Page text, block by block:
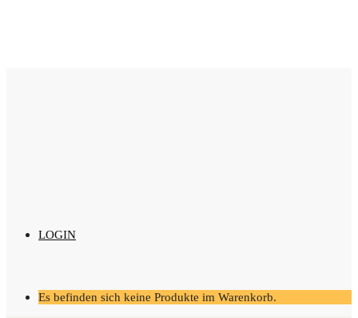
LOGIN
Es befinden sich keine Produkte im Warenkorb.